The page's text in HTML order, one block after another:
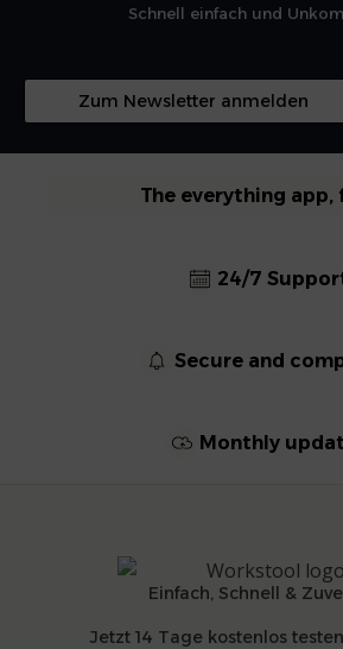
Schnell einfach und
Zum Newsletter anmelden
The everything app,
24/7
Secure and
Monthly
Einfach, Schnell &
Jetzt 14 Tage kostenlos